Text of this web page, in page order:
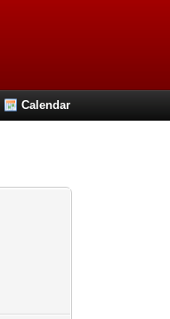
Calendar